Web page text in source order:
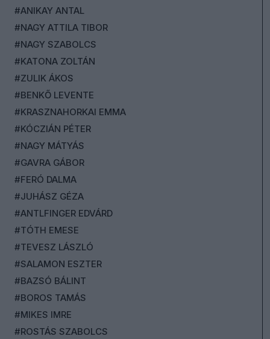
#ANIKAY ANTAL
#NAGY ATTILA TIBOR
#NAGY SZABOLCS
#KATONA ZOLTÁN
#ZULIK ÁKOS
#BENKŐ LEVENTE
#KRASZNAHORKAI EMMA
#KÓCZIÁN PÉTER
#NAGY MÁTYÁS
#GAVRA GÁBOR
#FERÓ DALMA
#JUHÁSZ GÉZA
#ANTLFINGER EDVÁRD
#TÓTH EMESE
#TEVESZ LÁSZLÓ
#SALAMON ESZTER
#BAZSÓ BÁLINT
#BOROS TAMÁS
#MIKES IMRE
#ROSTÁS SZABOLCS